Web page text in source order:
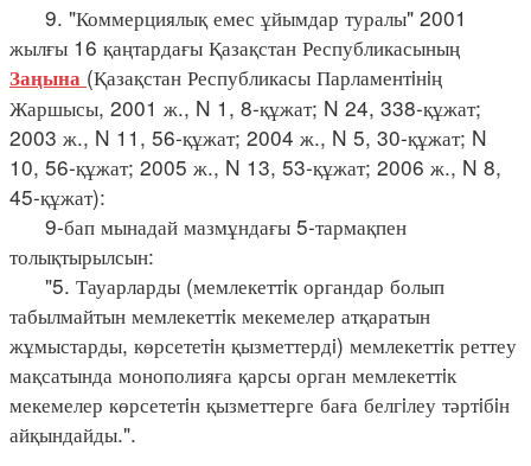
9. "Коммерциялық емес ұйымдар туралы" 2001
жылғы 16 қаңтардағы Қазақстан Республикасының
Заңына (Қазақстан Республикасы Парламентiнiң
Жаршысы, 2001 ж., N 1, 8-құжат; N 24, 338-құжат;
2003 ж., N 11, 56-құжат; 2004 ж., N 5, 30-құжат; N
10, 56-құжат; 2005 ж., N 13, 53-құжат; 2006 ж., N 8,
45-құжат):
9-бап мынадай мазмұндағы 5-тармақпен
толықтырылсын:
"5. Тауарларды (мемлекеттiк органдар болып
табылмайтын мемлекеттiк мекемелер атқаратын
жұмыстарды, көрсететiн қызметтердi) мемлекеттiк реттеу
мақсатында монополияға қарсы орган мемлекеттiк
мекемелер көрсететiн қызметтерге баға белгiлеу тәртiбiн
айқындайды.".